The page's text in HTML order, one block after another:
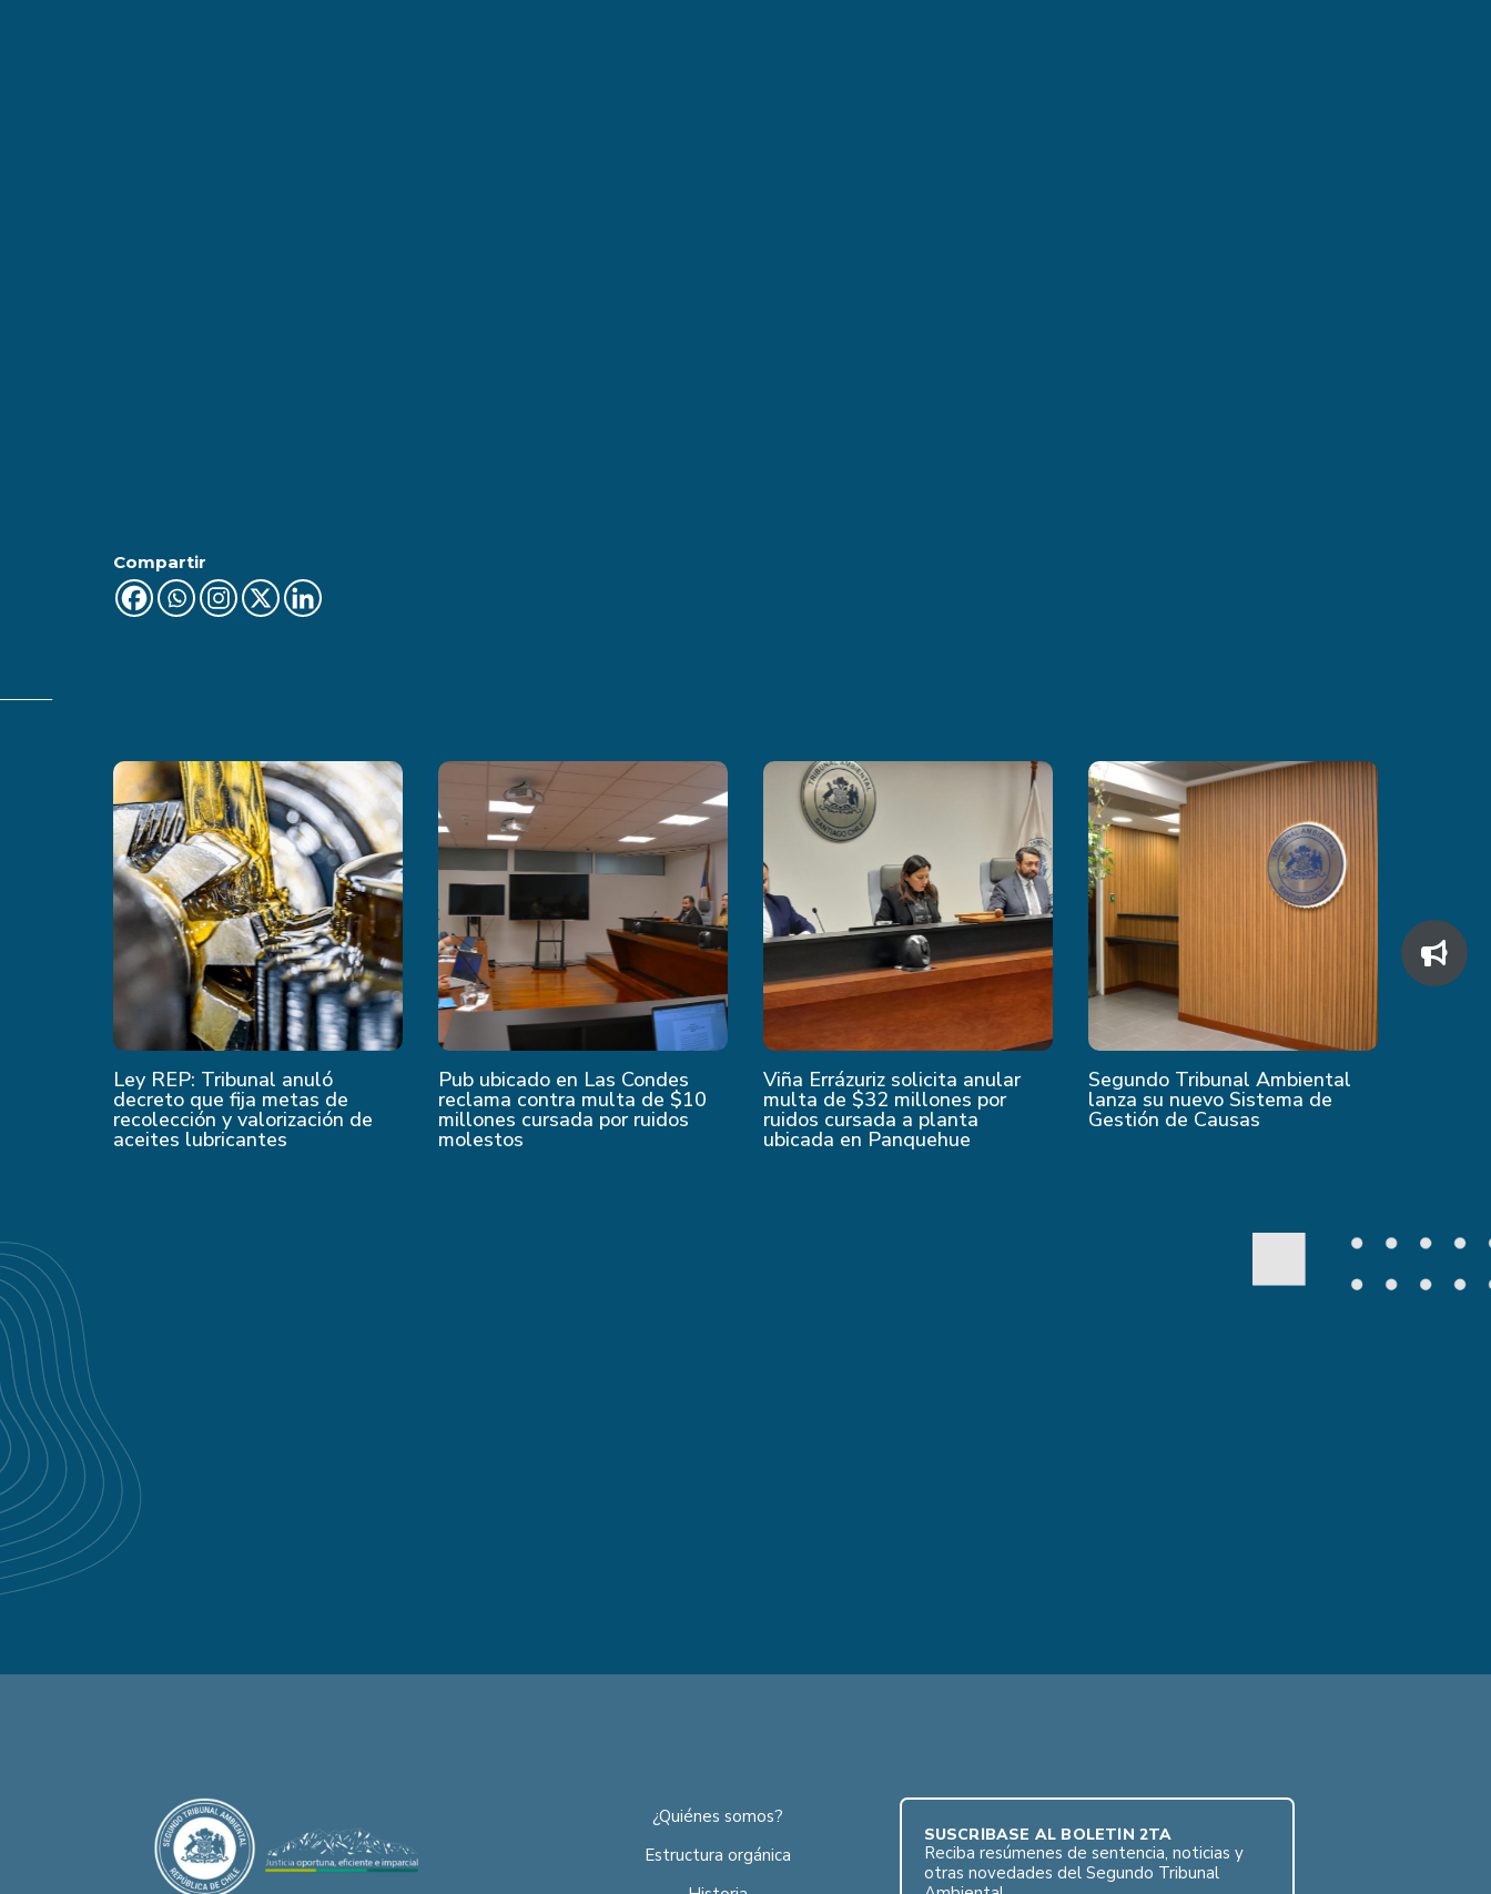
Compartir
Ley REP: Tribunal anuló
decreto que fija metas de
recolección y valorización de
aceites lubricantes
Pub ubicado en Las Condes
reclama contra multa de $10
millones cursada por ruidos
molestos
Viña Errázuriz solicita anular
multa de $32 millones por
ruidos cursada a planta
ubicada en Panquehue
Segundo Tribunal Ambiental
lanza su nuevo Sistema de
Gestión de Causas
¿Quiénes somos?
Estructura orgánica
SUSCRÍBASE AL BOLETÍN 2TA
Reciba resúmenes de sentencia, noticias y
otras novedades del Segundo Tribunal